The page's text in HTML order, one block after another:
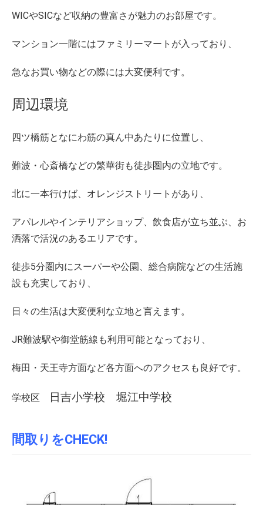
WICやSICなど収納の豊富さが魅力のお部屋です。
マンション一階にはファミリーマートが入っており、
急なお買い物などの際には大変便利です。
周辺環境
四ツ橋筋となにわ筋の真ん中あたりに位置し、
難波・心斎橋などの繁華街も徒歩圏内の立地です。
北に一本行けば、オレンジストリートがあり、
アパレルやインテリアショップ、飲食店が立ち並ぶ、お
洒落で活況のあるエリアです。
徒歩5分圏内にスーパーや公園、総合病院などの生活施
設も充実しており、
日々の生活は大変便利な立地と言えます。
JR難波駅や御堂筋線も利用可能となっており、
梅田・天王寺方面など各方面へのアクセスも良好です。
学校区 日吉小学校 堀江中学校
間取りをCHECK!